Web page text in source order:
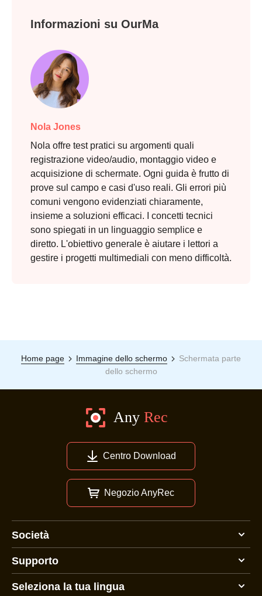
Informazioni su OurMa
Nola Jones
Nola offre test pratici su argomenti quali
registrazione video/audio, montaggio video e
acquisizione di schermate. Ogni guida è frutto di
prove sul campo e casi d'uso reali. Gli errori più
comuni vengono evidenziati chiaramente,
insieme a soluzioni efficaci. I concetti tecnici
sono spiegati in un linguaggio semplice e
diretto. L'obiettivo generale è aiutare i lettori a
gestire i progetti multimediali con meno difficoltà.
Home page Immagine dello schermo
Schermata parte
dello schermo
Centro Download
Negozio AnyRec
Società
Supporto
Seleziona la tua lingua